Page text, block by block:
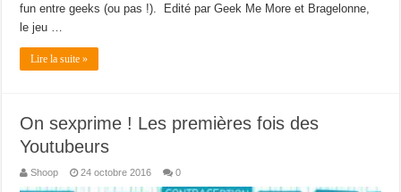
fun entre geeks (ou pas !). Edité par Geek Me More et Bragelonne,
le jeu …
Lire la suite »
On sexprime ! Les premières fois des
Youtubeurs
Shoop 24 octobre 2016 0